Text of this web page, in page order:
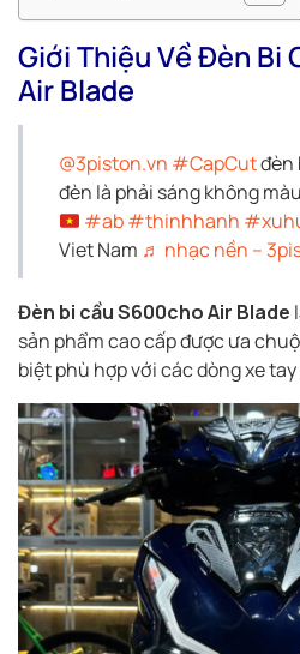
Giới Thiệu Về Đèn Bi
Air Blade
@3piston.vn #CapCutđèn
đèn là phải sáng không
#ab#thinhhanh
Viet Nam ♬ nhạc nền –
Đèn bi cầu S600cho Air Blade
sản phẩm cao cấp được ưa
biệt phù hợp với các dòng xe